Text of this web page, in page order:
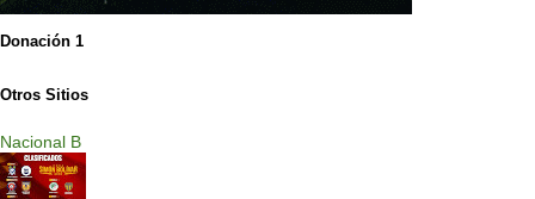
Donación 1
Otros Sitios
Nacional B